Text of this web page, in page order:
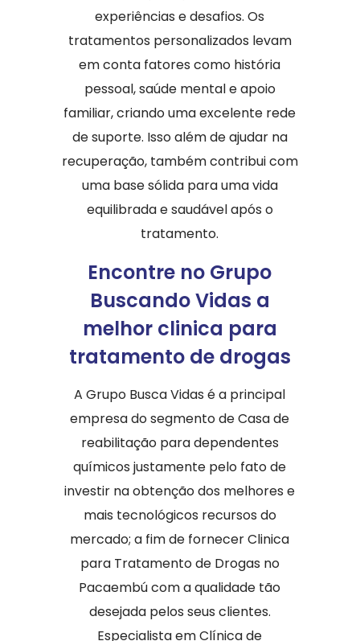
experiências e desafios. Os
tratamentos personalizados levam
em conta fatores como história
pessoal, saúde mental e apoio
familiar, criando uma excelente rede
de suporte. Isso além de ajudar na
recuperação, também contribui com
uma base sólida para uma vida
equilibrada e saudável após o
tratamento.
Encontre no Grupo
Buscando Vidas a
melhor clinica para
tratamento de drogas
A Grupo Busca Vidas é a principal
empresa do segmento de Casa de
reabilitação para dependentes
químicos justamente pelo fato de
investir na obtenção dos melhores e
mais tecnológicos recursos do
mercado; a fim de fornecer Clinica
para Tratamento de Drogas no
Pacaembú com a qualidade tão
desejada pelos seus clientes.
Especialista em Clínica de